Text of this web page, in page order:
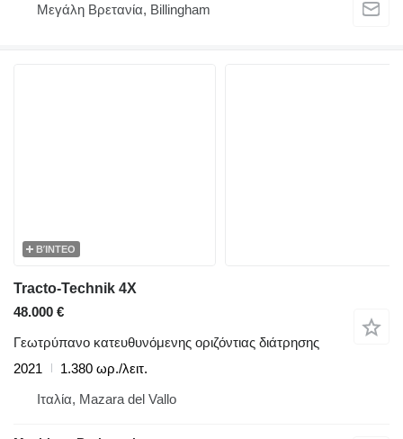
Μεγάλη Βρετανία, Billingham
ΒΊΝΤΕΟ
Tracto-Technik 4X
48.000 €
Γεωτρύπανο κατευθυνόμενης οριζόντιας διάτρησης
2021
1.380 ωρ./λειτ.
Ιταλία, Mazara del Vallo